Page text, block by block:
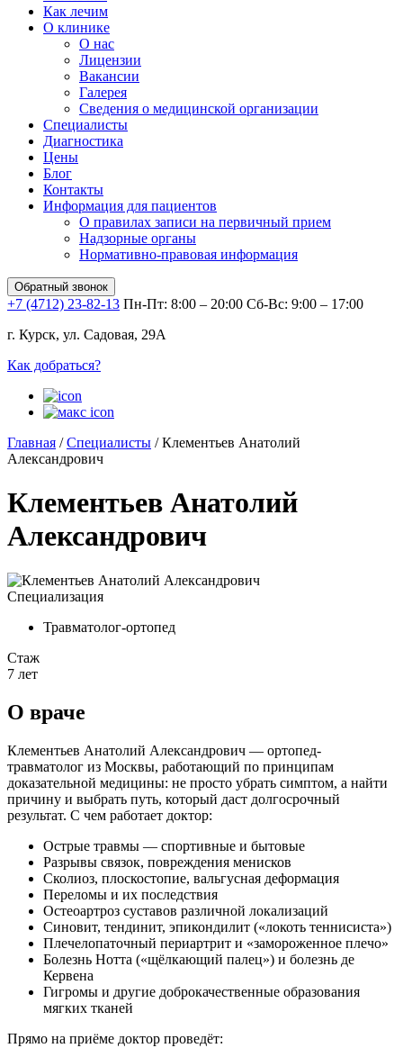
Как лечим
О клинике
О нас
Лицензии
Вакансии
Галерея
Сведения о медицинской организации
Специалисты
Диагностика
Цены
Блог
Контакты
Информация для пациентов
О правилах записи на первичный прием
Надзорные органы
Нормативно-правовая информация
Обратный звонок
+7 (4712) 23-82-13 Пн-Пт: 8:00 – 20:00 Сб-Вс: 9:00 – 17:00
г. Курск, ул. Садовая, 29А
Как добраться?
Главная /Специалисты /Клементьев Анатолий
Александрович
Клементьев Анатолий
Александрович
Специализация
Травматолог-ортопед
Стаж
7 лет
О враче
Клементьев Анатолий Александрович — ортопед-
травматолог из Москвы, работающий по принципам
доказательной медицины: не просто убрать симптом, а найти
причину и выбрать путь, который даст долгосрочный
результат. С чем работает доктор:
Острые травмы — спортивные и бытовые
Разрывы связок, повреждения менисков
Сколиоз, плоскостопие, вальгусная деформация
Переломы и их последствия
Остеоартроз суставов различной локализаций
Синовит, тендинит, эпикондилит («локоть теннисиста»)
Плечелопаточный периартрит и «замороженное плечо»
Болезнь Нотта («щёлкающий палец») и болезнь де
Кервена
Гигромы и другие доброкачественные образования
мягких тканей
Прямо на приёме доктор проведёт: